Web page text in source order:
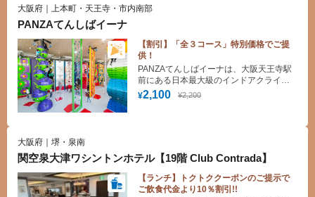
大阪府｜上本町・天王寺・市内南部
PANZAてんしばイーナ
【割引】「全３コース」特別価格でご提
供！
¥2,100 ¥2,200
PANZAてんしばイーナは、大阪天王寺駅
前にある日本最大級のインドアクライミ
ング＆アドベンチャーパークです。日本
最大数を誇るインドアクライミング
ルン！) 』があります。
大阪府｜堺・泉南
関空泉大津ワシントンホテル【19階 Club Contrada】
【ランチ】トクトククーポンのご提示で
ご飲食代金より10％割引!!